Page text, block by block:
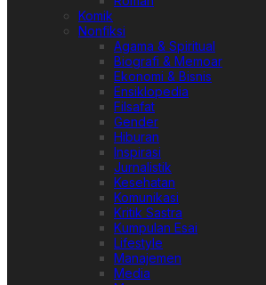
Komik
Nonfiksi
Agama & Spiritual
Biografi & Memoar
Ekonomi & Bisnis
Ensiklopedia
Filsafat
Gender
Hiburan
Inspirasi
Jurnalistik
Kesehatan
Komunikasi
Kritik Sastra
Kumpulan Esai
Lifestyle
Manajemen
Media